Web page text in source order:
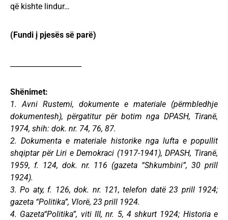
që kishte lindur…
(Fundi į pjesës së parë)
Shënimet:
1. Avni Rustemi, dokumente e materiale (përmbledhje
dokumentesh), përgatitur për botim nga DPASH, Tiranë,
1974, shih: dok. nr. 74, 76, 87.
2. Dokumenta e materiale historike nga lufta e popullit
shqiptar për Liri e Demokraci (1917-1941), DPASH, Tiranë,
1959, f. 124, dok. nr. 116 (gazeta “Shkumbini”, 30 prill
1924).
3. Po aty, f. 126, dok. nr. 121, telefon datë 23 prill 1924;
gazeta “Politika”, Vlorë, 23 prill 1924.
4. Gazeta“Politika”, viti III, nr. 5, 4 shkurt 1924; Historia e